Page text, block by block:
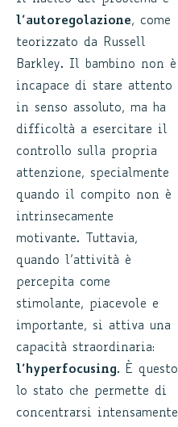
l’autoregolazione, come
teorizzato da Russell
Barkley. Il bambino non è
incapace di stare attento
in senso assoluto, ma ha
difficoltà a esercitare il
controllo sulla propria
attenzione, specialmente
quando il compito non è
intrinsecamente
motivante. Tuttavia,
quando l’attività è
percepita come
stimolante, piacevole e
importante, si attiva una
capacità straordinaria:
l’hyperfocusing. È questo
lo stato che permette di
concentrarsi intensamente